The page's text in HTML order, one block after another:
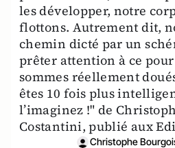
les développer, notre
flottons. Autrement dit,
chemin dicté par un
prêter attention à ce
sommes réellement
êtes 10 fois plus
l’imaginez !" de
Costantini, publié aux
Christophe